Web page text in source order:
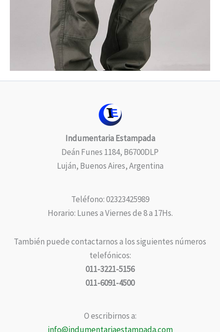
Indumentaria Estampada
Deán Funes 1184, B6700DLP
Luján, Buenos Aires, Argentina
Teléfono: 02323425989
Horario: Lunes a Viernes de 8 a 17Hs.
También puede contactarnos a los siguientes números
telefónicos:
011-3221-5156
011-6091-4500
O escribirnos a:
info@indumentariaestampada.com